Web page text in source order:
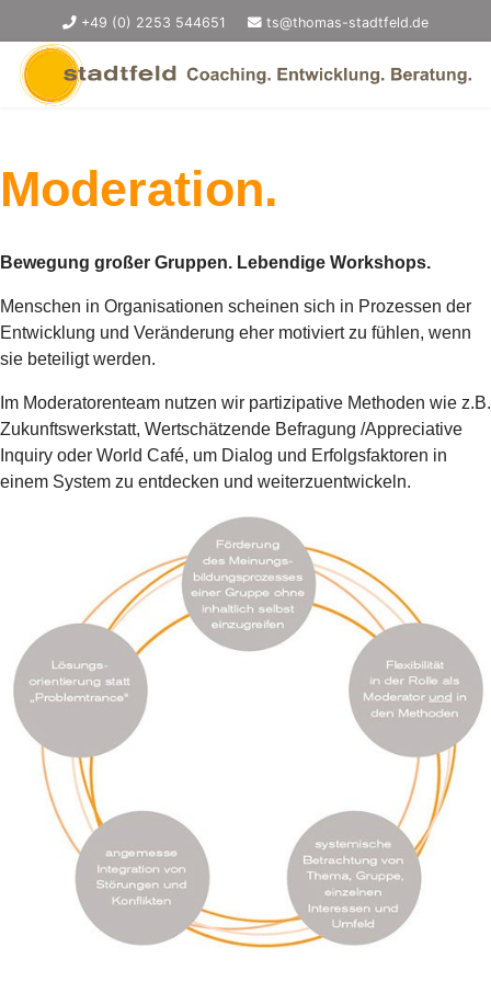
+49 (0) 2253 544651 ts@thomas-stadtfeld.de
Moderation.
Bewegung großer Gruppen. Lebendige Workshops.
Menschen in Organisationen scheinen sich in Prozessen der
Entwicklung und Veränderung eher motiviert zu fühlen, wenn
sie beteiligt werden.
Im Moderatorenteam nutzen wir partizipative Methoden wie z.B.
Zukunftswerkstatt, Wertschätzende Befragung /Appreciative
Inquiry oder World Café, um Dialog und Erfolgsfaktoren in
einem System zu entdecken und weiterzuentwickeln.